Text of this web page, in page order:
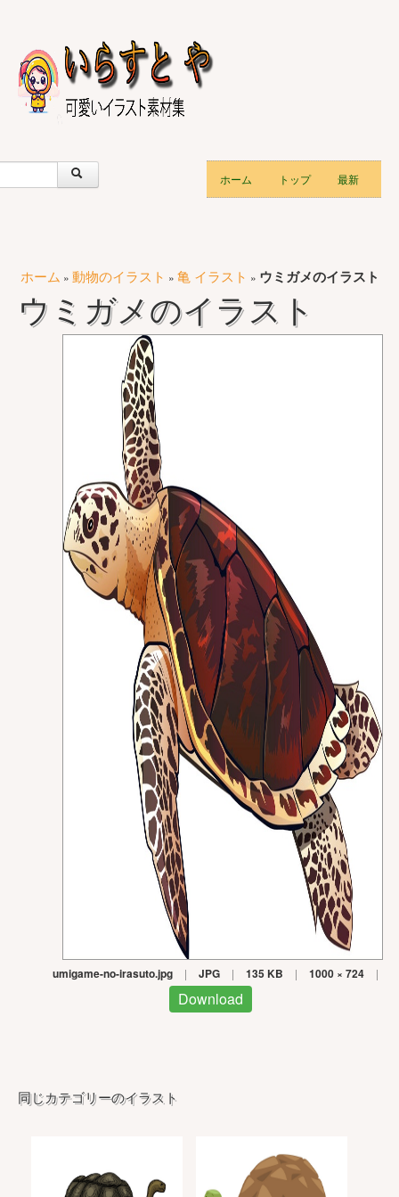
ホーム トップ 最新
ホーム » 動物のイラスト » 亀 イラスト » ウミガメのイラスト
ウミガメのイラスト
umigame-no-irasuto.jpg | JPG | 135 KB | 1000 × 724 |
Download
同じカテゴリーのイラスト